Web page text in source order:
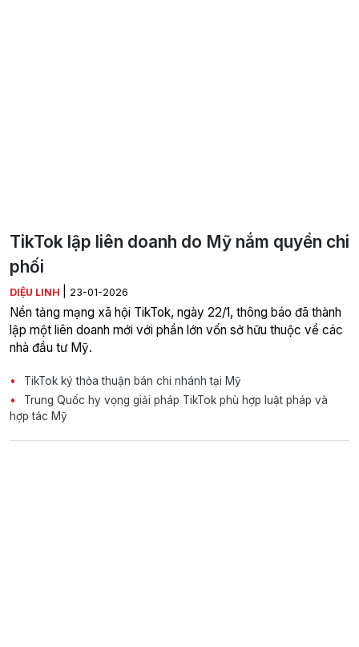
TikTok lập liên doanh do Mỹ nắm quyền chi
phối
DIỆU LINH 23-01-2026
Nền tảng mạng xã hội TikTok, ngày 22/1, thông báo đã thành
lập một liên doanh mới với phần lớn vốn sở hữu thuộc về các
nhà đầu tư Mỹ.
TikTok ký thỏa thuận bán chi nhánh tại Mỹ
Trung Quốc hy vọng giải pháp TikTok phù hợp luật pháp và
hợp tác Mỹ